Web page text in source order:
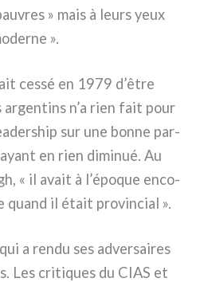
» mais à leurs yeux
».
ces­sé en 1979 d’être
n’a rien fait pour
sur une bon­ne par­
en rien dimi­nué. Au
« il avait à l’époque enco­
quand il était pro­vin­cial ».
a ren­du ses adver­sai­res
Les cri­ti­ques du CIAS et